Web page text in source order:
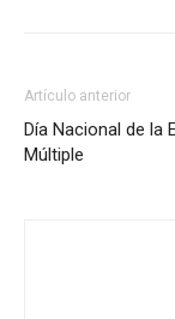
Artículo anterior
Día Nacional de la
Múltiple